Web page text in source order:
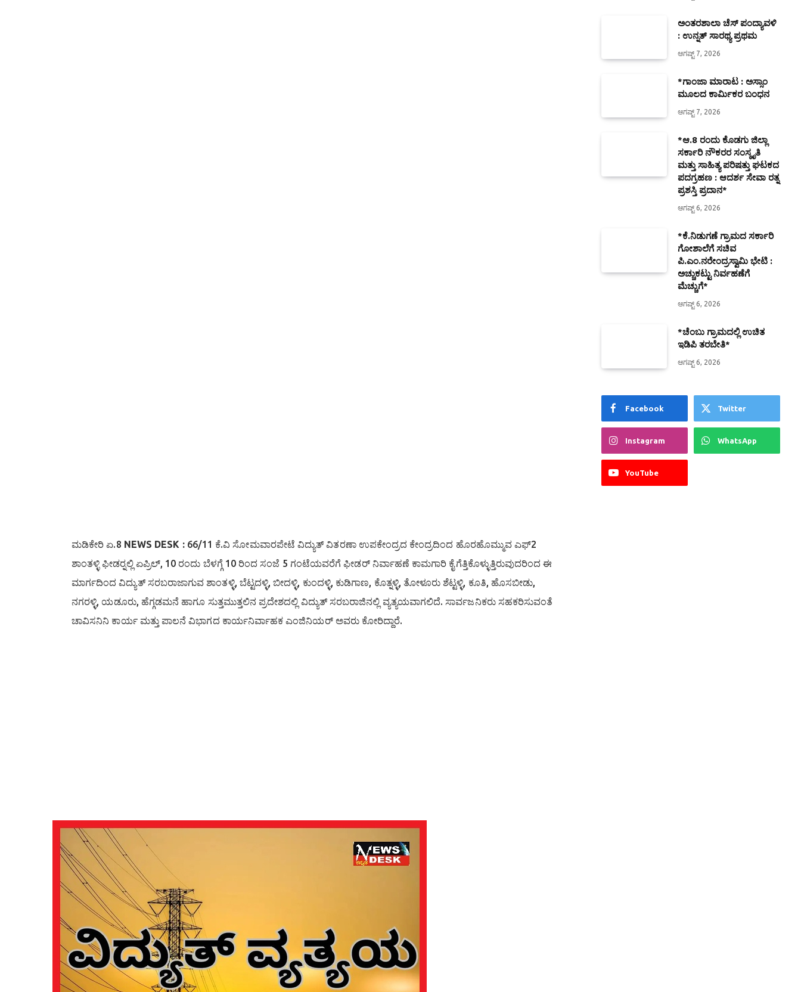
ಮಡಿಕೇರಿ ಏ.8 NEWS DESK :66/11 ಕೆ.ವಿ ಸೋಮವಾರಪೇಟೆ ವಿದ್ಯುತ್ ವಿತರಣಾ ಉಪಕೇಂದ್ರದ ಕೇಂದ್ರದಿಂದ ಹೊರಹೊಮ್ಮುವ ಎಫ್2
ಶಾಂತಳ್ಳಿ ಫೀಡರ್‍ನಲ್ಲಿ ಏಪ್ರಿಲ್, 10 ರಂದು ಬೆಳಗ್ಗೆ 10 ರಿಂದ ಸಂಜೆ 5 ಗಂಟೆಯವರೆಗೆ ಫೀಡರ್ ನಿರ್ವಾಹಣೆ ಕಾಮಗಾರಿ ಕೈಗೆತ್ತಿಕೊಳ್ಳುತ್ತಿರುವುದರಿಂದ ಈ
ಮಾರ್ಗದಿಂದ ವಿದ್ಯುತ್ ಸರಬರಾಜಾಗುವ ಶಾಂತಳ್ಳಿ, ಬೆಟ್ಟದಳ್ಳಿ, ಬೀದಳ್ಳಿ, ಕುಂದಳ್ಳಿ, ಕುಡಿಗಾಣ, ಕೊತ್ನಳ್ಳಿ, ತೋಳೂರು ಶೆಟ್ಟಳ್ಳಿ, ಕೂತಿ, ಹೊಸಬೀಡು,
ನಗರಳ್ಳಿ, ಯಡೂರು, ಹೆಗ್ಗಡಮನೆ ಹಾಗೂ ಸುತ್ತಮುತ್ತಲಿನ ಪ್ರದೇಶದಲ್ಲಿ ವಿದ್ಯುತ್ ಸರಬರಾಜಿನಲ್ಲಿ ವ್ಯತ್ಯಯವಾಗಲಿದೆ. ಸಾರ್ವಜನಿಕರು ಸಹಕರಿಸುವಂತೆ
ಚಾವಿಸನಿನಿ ಕಾರ್ಯ ಮತ್ತು ಪಾಲನೆ ವಿಭಾಗದ ಕಾರ್ಯನಿರ್ವಾಹಕ ಎಂಜಿನಿಯರ್ ಅವರು ಕೋರಿದ್ದಾರೆ.
ಅಂತರಶಾಲಾ ಚೆಸ್ ಪಂದ್ಯಾವಳಿ
: ಉನ್ನತ್ ಸಾರಥ್ಯ ಪ್ರಥಮ
ಆಗಷ್ಟ್ 7, 2026
*ಗಾಂಜಾ ಮಾರಾಟ : ಅಸ್ಸಾಂ
ಮೂಲದ ಕಾರ್ಮಿಕರ ಬಂಧನ
ಆಗಷ್ಟ್ 7, 2026
*ಆ.8 ರಂದು ಕೊಡಗು ಜಿಲ್ಲಾ
ಸರ್ಕಾರಿ ನೌಕರರ ಸಂಸ್ಕೃತಿ
ಮತ್ತು ಸಾಹಿತ್ಯ ಪರಿಷತ್ತು ಘಟಕದ
ಪದಗ್ರಹಣ : ಆದರ್ಶ ಸೇವಾ ರತ್ನ
ಪ್ರಶಸ್ತಿ ಪ್ರದಾನ*
ಆಗಷ್ಟ್ 6, 2026
*ಕೆ.ನಿಡುಗಣೆ ಗ್ರಾಮದ ಸರ್ಕಾರಿ
ಗೋಶಾಲೆಗೆ ಸಚಿವ
ಪಿ.ಎಂ.ನರೇಂದ್ರಸ್ವಾಮಿ ಭೇಟಿ :
ಅಚ್ಚುಕಟ್ಟು ನಿರ್ವಹಣೆಗೆ
ಮೆಚ್ಚುಗೆ*
ಆಗಷ್ಟ್ 6, 2026
*ಚೆಂಬು ಗ್ರಾಮದಲ್ಲಿ ಉಚಿತ
ಇಡಿಪಿ ತರಬೇತಿ*
ಆಗಷ್ಟ್ 6, 2026
Facebook Twitter
Instagram WhatsApp
YouTube